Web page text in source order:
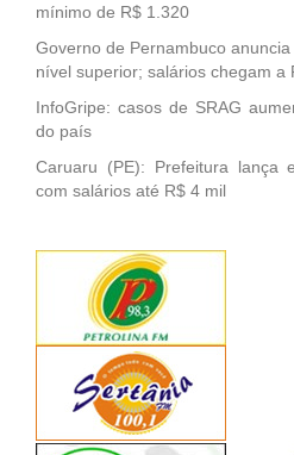
mínimo de R$ 1.320
Governo de Pernambuco
nível superior; salários chegam a
InfoGripe: casos de SRAG
do país
Caruaru (PE): Prefeitura lança
com salários até R$ 4 mil